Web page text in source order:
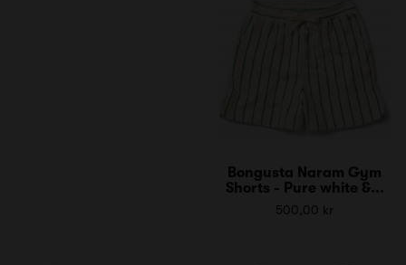
Bongusta Naram Gym
Shorts - Pure white &...
500,00 kr